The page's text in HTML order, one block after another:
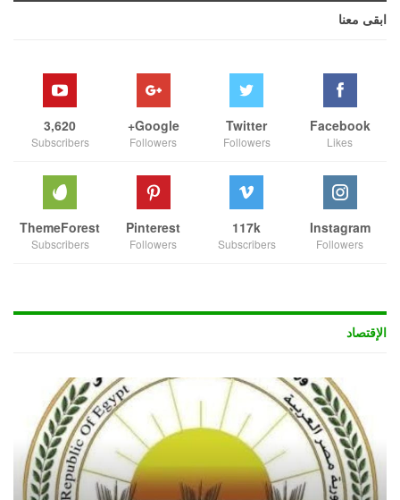
ابقى معنا
Facebook
Likes
Twitter
Followers
Google+
Followers
3,620
Subscribers
Instagram
Followers
117k
Subscribers
Pinterest
Followers
ThemeForest
Subscribers
الإقتصاد